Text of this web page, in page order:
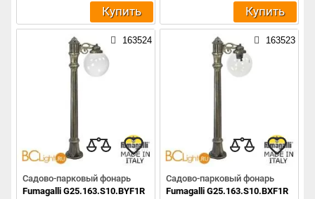
Купить Купить
163524
Садово-парковый фонарь
Fumagalli G25.163.S10.BYF1R
163523
Садово-парковый фонарь
Fumagalli G25.163.S10.BXF1R